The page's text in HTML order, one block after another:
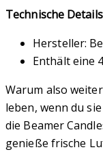
Technische
Hersteller:
Enthält eine
Warum also
leben, wenn du
die Beamer
genieße frische